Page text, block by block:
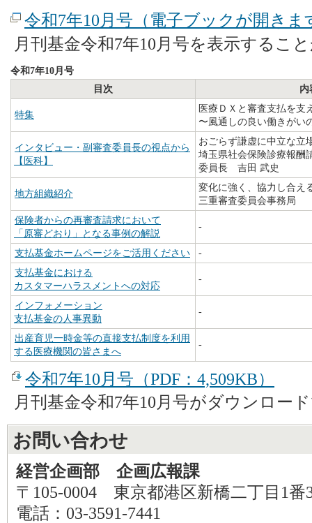
令和7年10月号（電子ブックが開きま
月刊基金令和7年10月号を表示するこ
令和7年10月号
目次
内
特集
医療ＤＸと審査支払を支
〜風通しの良い働きがい
インタビュー・副審査委員長の視点から
【医科】
おごらず謙虚に中立な立
埼玉県社会保険診療報酬
委員長 吉田 武史
地方組織紹介
変化に強く、協力し合え
三重審査委員会事務局
保険者からの再審査請求において
「原審どおり」となる事例の解説
-
支払基金ホームページをご活用ください
-
支払基金における
カスタマーハラスメントへの対応
-
インフォメーション
支払基金の人事異動
-
出産育児一時金等の直接支払制度を利用
する医療機関の皆さまへ
-
令和7年10月号（PDF：4,509KB）
月刊基金令和7年10月号がダウンロー
お問い合わせ
経営企画部 企画広報課
〒105-0004 東京都港区新橋二丁目1番
電話：03-3591-7441